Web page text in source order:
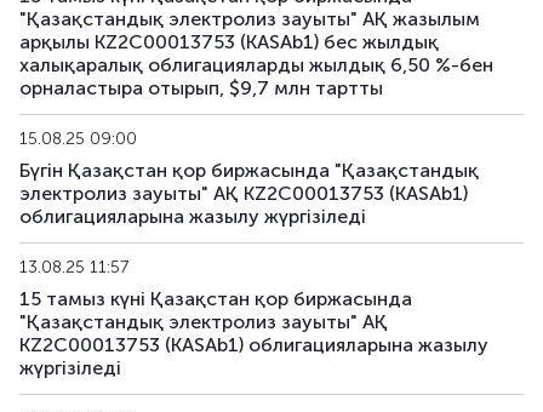
"Қазақстандық электролиз зауыты" АҚ жазылым
арқылы KZ2C00013753 (KASAb1) бес жылдық
халықаралық облигацияларды жылдық 6,50 %-бен
орналастыра отырып, $9,7 млн тартты
15.08.25 09:00
Бүгін Қазақстан қор биржасында "Қазақстандық
электролиз зауыты" АҚ KZ2C00013753 (KASAb1)
облигацияларына жазылу жүргізіледі
13.08.25 11:57
15 тамыз күні Қазақстан қор биржасында
"Қазақстандық электролиз зауыты" АҚ
KZ2C00013753 (KASAb1) облигацияларына жазылу
жүргізіледі